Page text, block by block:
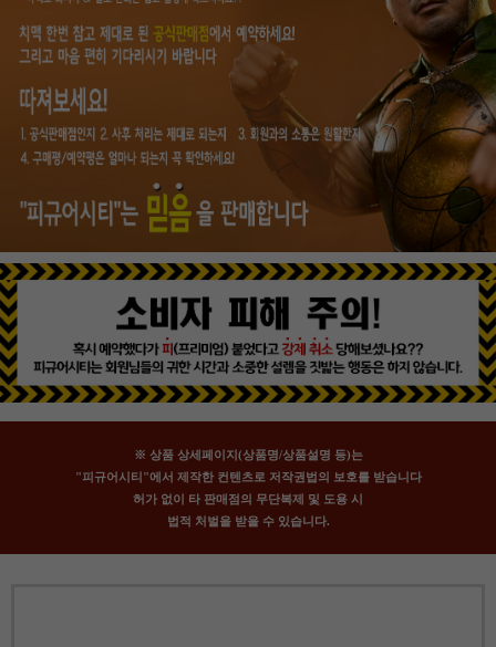
※ 상품 상세페이지(상품명/상품설명 등)는
"피규어시티"에서 제작한 컨텐츠로 저작권법의 보호를 받습니다
허가 없이 타 판매점의 무단복제 및 도용 시
법적 처벌을 받을 수 있습니다.